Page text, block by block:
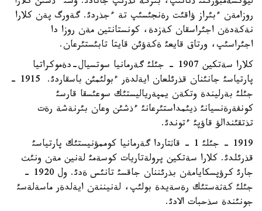
روزامةن ءبئراز ؤاقئت رةنجئسئپ تة ءجذردئ. گةورگ پةن كلارا
نةكةدةن اجئراسقان كةزدة، كونستانتين مةن روزا دا
اجئراسئپ، ورتاق قايعئ ةكةؤئن قايتا تابئستئرعان.
كلارا سةتكين 1907 - جئلئ گةرمانيا سوتسيال-دةموكراتيا
پارتياسئ جانئنان قذرئلعان ايةلدةر ءبولئمئن باسقاردئ. 1915 -
جئلئ بةرليندة وتكةن يمپةرياليستئك سوعئسقا قارسئ
كونفةرةنسيانئ ذيئمداستئرعانئ ءذشئن وعان بئرنةشة رةت
تذتقئندالؤ قاؤپئ ءتوندئ.
1919 - جئلئ 1 - قاثتاردا گةرمانيا كوممؤنيستئك پارتياسئ
قذرئلدئ. كلارا سةتكين پرولةتاريات كوسةمئ لةنين مةن ونئث
جارئ كرؤپسكايامةن بذرئننان جاقسئ تانئس ةدئ. ول 1920 -
جئلئ كةثةستئك رةسةيدة بولئپ، لةنيننةن ايةلدةر ماسةلةسئ
جونئندة سذحبات الادئ.